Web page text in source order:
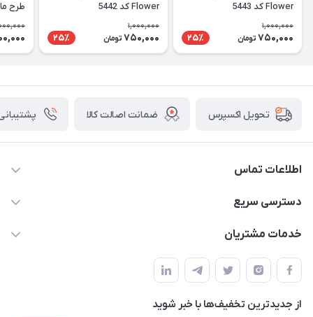
Flower کد 5443
1,000,000
750,000 تومان 25٪
Flower کد 5442
1,000,000
750,000 تومان 25٪
طرح
تحویل اکسپرس ضمانت اصالت کالا پشتیبانی ۲۴
اطلاعات تماس
09123941837
دسترسی سریع
حساب کاربری
لیست محصولات
درباره ما
خدمات مشتریان
قوانین و مقررات
حریم خصوصی
راهنما
از جدید‌ترین تخفیف‌ها با‌ خبر شوید